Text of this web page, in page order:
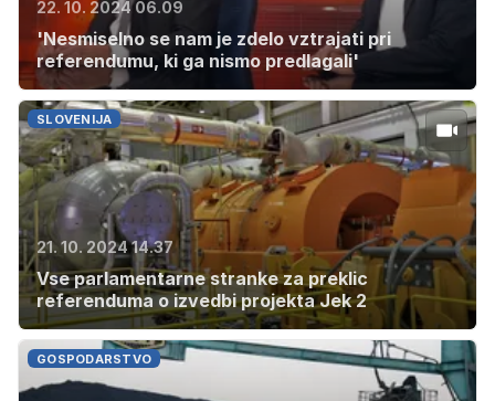
22. 10. 2024 06.09
'Nesmiselno se nam je zdelo vztrajati pri
referendumu, ki ga nismo predlagali'
SLOVENIJA
21. 10. 2024 14.37
Vse parlamentarne stranke za preklic
referenduma o izvedbi projekta Jek 2
GOSPODARSTVO